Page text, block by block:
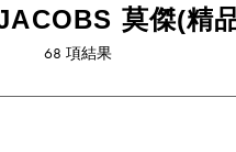
莫傑(精
68 項結果